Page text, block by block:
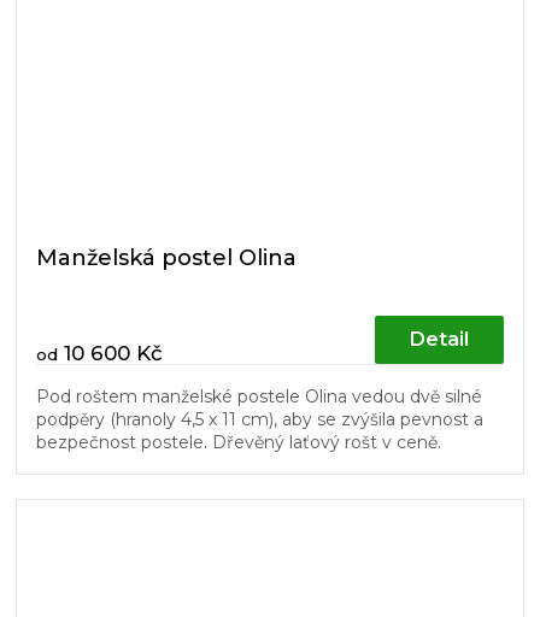
Manželská postel Olina
od 10 600 Kč
Detail
Pod roštem manželské postele Olina vedou dvě silné
podpěry (hranoly 4,5 x 11 cm), aby se zvýšila pevnost a
bezpečnost postele. Dřevěný laťový rošt v ceně.